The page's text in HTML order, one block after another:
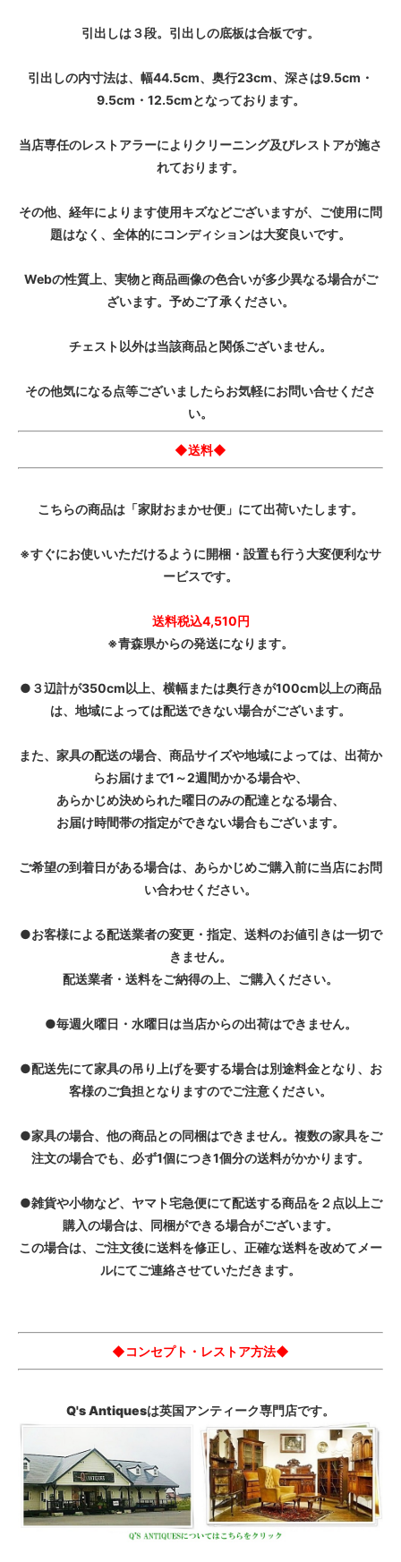
引出しは３段。引出しの底板は合板です。
引出しの内寸法は、幅44.5cm、奥行23cm、深さは9.5cm・
9.5cm・12.5cmとなっております。
当店専任のレストアラーによりクリーニング及びレストアが施さ
れております。
その他、経年によります使用キズなどございますが、ご使用に問
題はなく、全体的にコンディションは大変良いです。
Webの性質上、実物と商品画像の色合いが多少異なる場合がご
ざいます。予めご了承ください。
チェスト以外は当該商品と関係ございません。
その他気になる点等ございましたらお気軽にお問い合せくださ
い。
◆送料◆
こちらの商品は「家財おまかせ便」にて出荷いたします。
※すぐにお使いいただけるように開梱・設置も行う大変便利なサ
ービスです。
送料税込4,510円
※青森県からの発送になります。
●３辺計が350cm以上、横幅または奥行きが100cm以上の商品
は、地域によっては配送できない場合がございます。
また、家具の配送の場合、商品サイズや地域によっては、出荷か
らお届けまで1～2週間かかる場合や、
あらかじめ決められた曜日のみの配達となる場合、
お届け時間帯の指定ができない場合もございます。
ご希望の到着日がある場合は、あらかじめご購入前に当店にお問
い合わせください。
●お客様による配送業者の変更・指定、送料のお値引きは一切で
きません。
配送業者・送料をご納得の上、ご購入ください。
●毎週火曜日・水曜日は当店からの出荷はできません。
●配送先にて家具の吊り上げを要する場合は別途料金となり、お
客様のご負担となりますのでご注意ください。
●家具の場合、他の商品との同梱はできません。複数の家具をご
注文の場合でも、必ず1個につき1個分の送料がかかります。
●雑貨や小物など、ヤマト宅急便にて配送する商品を２点以上ご
購入の場合は、同梱ができる場合がございます。
この場合は、ご注文後に送料を修正し、正確な送料を改めてメー
ルにてご連絡させていただきます。
◆コンセプト・レストア方法◆
Q's Antiquesは英国アンティーク専門店です。